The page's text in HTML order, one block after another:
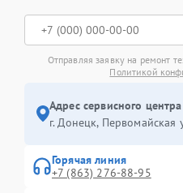
Отправляя заявку на ремонт
Политикой
Адрес сервисного
г. Донецк, Первомайская
Горячая линия
+7 (863) 276-88-95